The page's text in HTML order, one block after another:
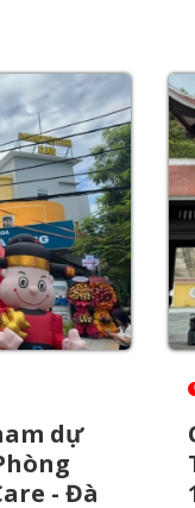
dự
- Đà